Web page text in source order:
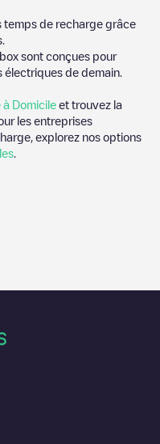
temps de recharge grâce
sont conçues pour
de demain.
à Domicile et trouvez la
les entreprises
explorez nos options
créer la meilleure
de véhicules
électriques sont très
des conducteurs de